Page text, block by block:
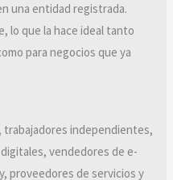
una entidad registrada.
lo que la hace ideal tanto
para negocios que ya
trabajadores independientes,
vendedores de e-
proveedores de servicios y